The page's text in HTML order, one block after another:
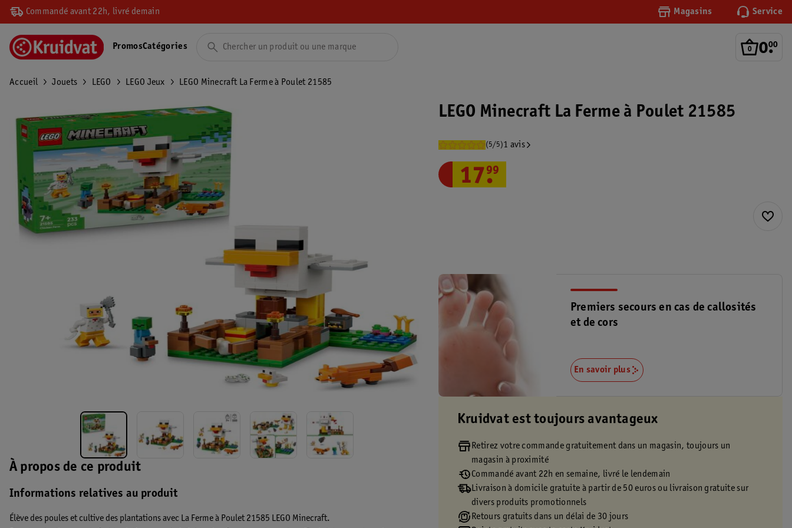
Commandé avant 22h, livré demain Magasins Service
0.
00
PromosCatégories
Accueil Jouets LEGO LEGO Jeux LEGO Minecraft La Ferme à Poulet 21585
À propos de ce produit
Informations relatives au produit
Élève des poules et cultive des plantations avec La Ferme à Poulet 21585 LEGO Minecraft.
LEGO Minecraft La Ferme à Poulet 21585
(5/5)1 avis
17.
99
Premiers secours en cas de callosités
et de cors
En savoir plus
Kruidvat est toujours avantageux
Retirez votre commande gratuitement dans un magasin, toujours un
magasin à proximité
Commandé avant 22h en semaine, livré le lendemain
Livraison à domicile gratuite à partir de 50 euros ou livraison gratuite sur
divers produits promotionnels
Retours gratuits dans un délai de 30 jours